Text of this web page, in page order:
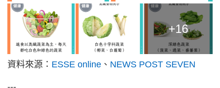
+16
資料來源： ESSE online 、 NEWS POST SEVEN